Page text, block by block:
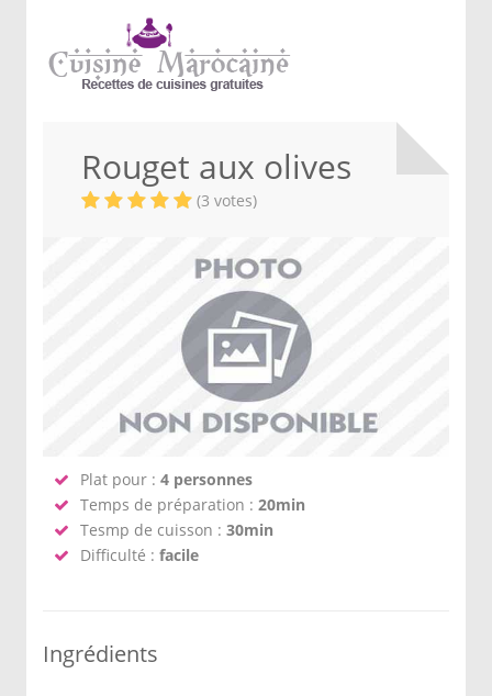
Rouget aux olives
(3 votes)
Plat pour : 4 personnes
Temps de préparation : 20min
Tesmp de cuisson : 30min
Difficulté : facile
Ingrédients